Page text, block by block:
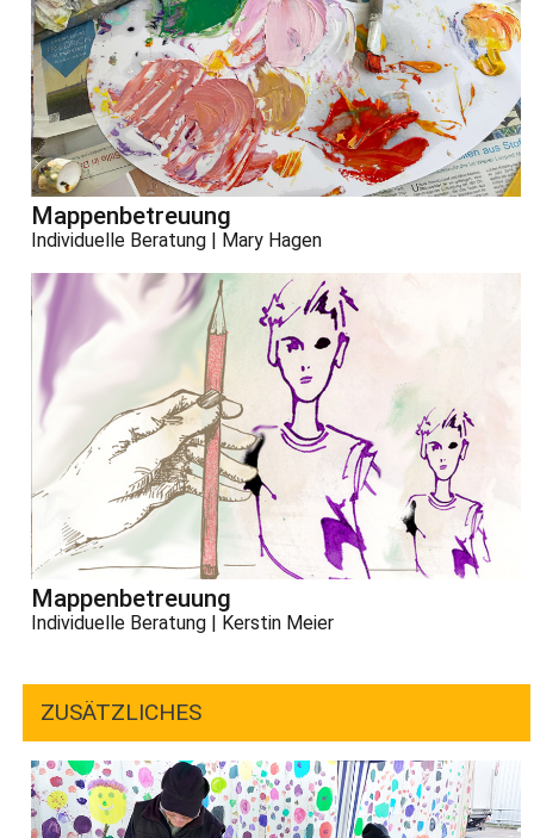
Mappenbetreuung
Individuelle Beratung | Mary Hagen
Mappenbetreuung
Individuelle Beratung | Kerstin Meier
ZUSÄTZLICHES